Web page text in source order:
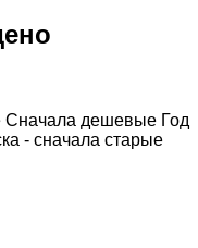
Сначала дешевые Год
- сначала старые